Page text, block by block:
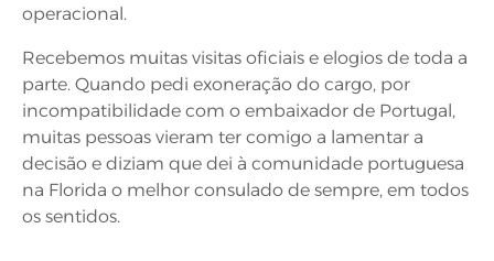
operacional.
Recebemos muitas visitas oficiais e elogios de toda a
parte. Quando pedi exoneração do cargo, por
incompatibilidade com o embaixador de Portugal,
muitas pessoas vieram ter comigo a lamentar a
decisão e diziam que dei à comunidade portuguesa
na Florida o melhor consulado de sempre, em todos
os sentidos.